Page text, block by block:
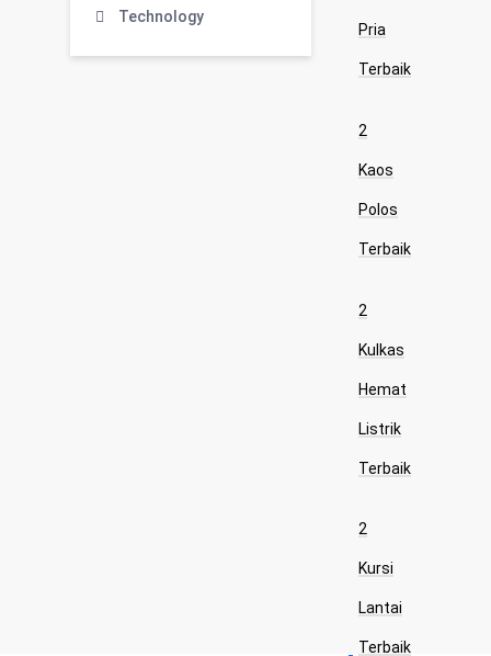
Technology
Pria
Terbaik
2
Kaos
Polos
Terbaik
2
Kulkas
Hemat
Listrik
Terbaik
2
Kursi
Lantai
Terbaik